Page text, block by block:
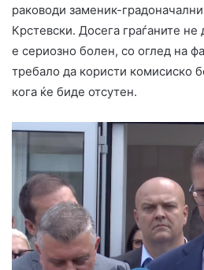
раководи заменик-
Крстевски. Досега граѓаните
е сериозно болен, со оглед на
требало да користи комисиско
кога ќе биде отсутен.